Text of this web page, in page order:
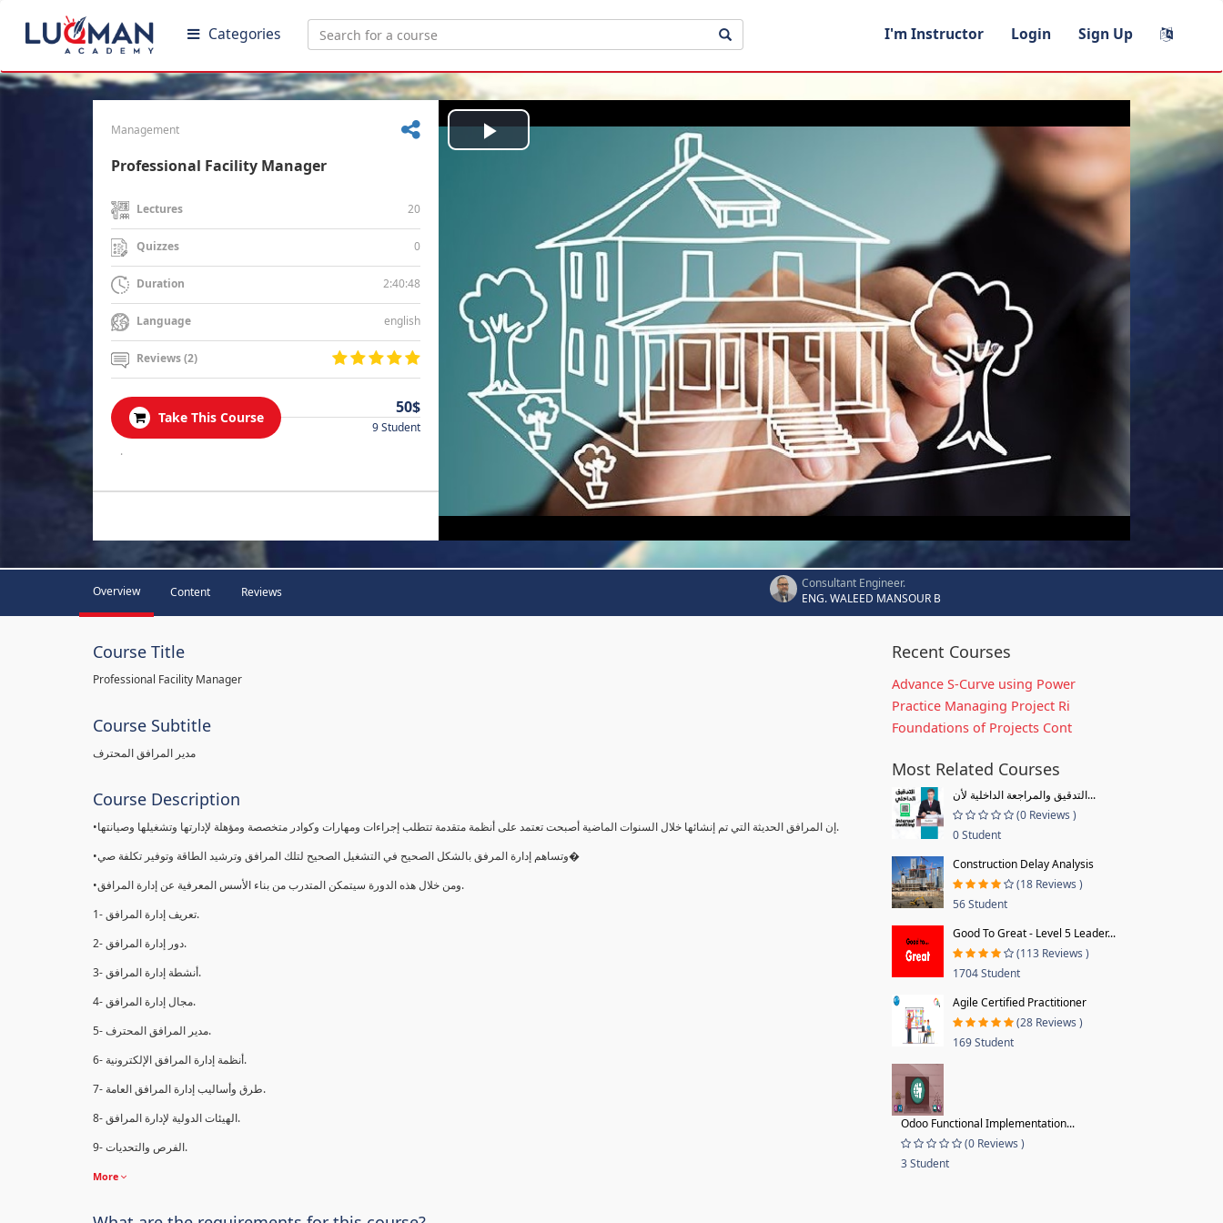
Categories I'm Instructor Login Sign Up
Management
Professional Facility Manager
Lectures 20
Quizzes 0
Duration 2:40:48
Language english
Reviews (2)
Take This Course
50$
9 Student
.
Play
Overview Content Reviews
Consultant Engineer.
ENG. WALEED MANSOUR B
Course Title
Professional Facility Manager
Course Subtitle
مدير المرافق المحترف
Course Description
•إن المرافق الحديثة التي تم إنشائها خلال السنوات الماضية أصبحت تعتمد على أنظمة متقدمة تتطلب إجراءات ومهارات وكوادر متخصصة ومؤهلة لإدارتها وتشغیلھا وصیانتھا.
•وتساهم إدارة المرفق بالشكل الصحيح في التشغيل الصحيح لتلك المرافق وترشيد الطاقة وتوفير تكلفة صي�
•ومن خلال ھذه الدورة سيتمكن المتدرب من بناء الأسس المعرفية عن إدارة المرافق.
1- تعريف إدارة المرافق.
2- دور إدارة المرافق.
3- أنشطة إدارة المرافق.
4- مجال إدارة المرافق.
5- مدير المرافق المحترف.
6- أنظمة إدارة المرافق الإلكترونية.
7- طرق وأساليب إدارة المرافق العامة.
8- الهيئات الدولية لإدارة المرافق.
9- الفرص والتحديات.
More
Recent Courses
Advance S-Curve using Power
Practice Managing Project Ri
Foundations of Projects Cont
Most Related Courses
التدقيق والمراجعة الداخلية لأن...
(0 Reviews )
0 Student
Construction Delay Analysis
(18 Reviews )
56 Student
Good To Great - Level 5 Leader...
(113 Reviews )
1704 Student
Agile Certified Practitioner
(28 Reviews )
169 Student
Odoo Functional Implementation...
(0 Reviews )
3 Student